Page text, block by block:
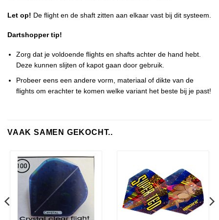
Let op! De flight en de shaft zitten aan elkaar vast bij dit systeem.
Dartshopper tip!
Zorg dat je voldoende flights en shafts achter de hand hebt.
Deze kunnen slijten of kapot gaan door gebruik.
Probeer eens een andere vorm, materiaal of dikte van de
flights om erachter te komen welke variant het beste bij je past!
VAAK SAMEN GEKOCHT..